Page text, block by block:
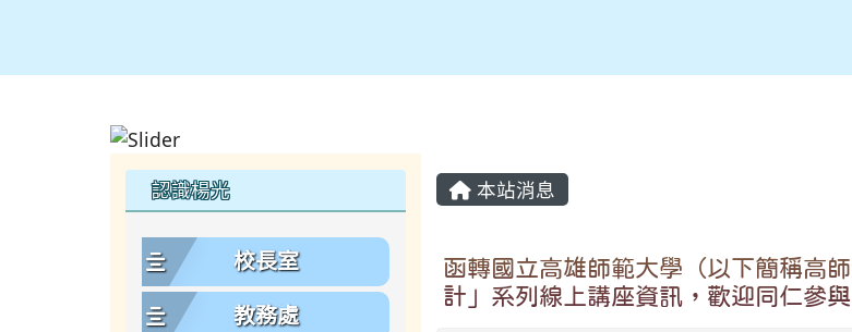
左邊區域內容
認識楊光
校長室
教務處
主內容區域
本站消息
函轉國立高雄師範大學（以下簡稱高
計」系列線上講座資訊，歡迎同仁參與